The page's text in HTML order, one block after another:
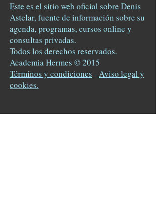
Este es el sitio web oficial sobre Denis
Astelar, fuente de información sobre su
agenda, programas, cursos online y
consultas privadas.
Todos los derechos reservados.
Academia Hermes © 2015
Términos y condiciones - Aviso legal y
cookies.